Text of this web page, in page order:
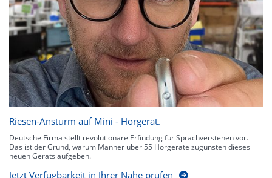
Riesen-Ansturm auf Mini - Hörgerät.
Deutsche Firma stellt revolutionäre Erfindung für Sprachverstehen vor.
Das ist der Grund, warum Männer über 55 Hörgeräte zugunsten dieses
neuen Geräts aufgeben.
Jetzt Verfügbarkeit in Ihrer Nähe prüfen